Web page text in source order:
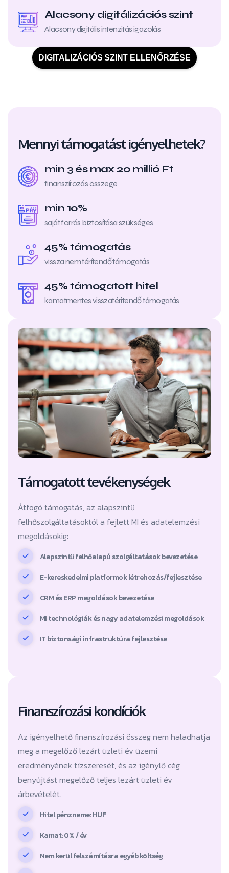
Alacsony digitálizációs szint
Alacsony digitális intenzitás igazolás
DIGITALIZÁCIÓS SZINT ELLENŐRZÉSE
Mennyi támogatást igényelhetek?
min 3 és max 20 millió Ft
finanszírozás összege
min 10%
saját forrás biztosítása szükséges
45% támogatás
vissza nem térítendő támogatás
45% támogatott hitel
kamatmentes visszatéritendő támogatás
Támogatott tevékenységek
Átfogó támogatás, az alapszintű
felhőszolgáltatásoktól a fejlett MI és adatelemzési
megoldásokig:
Alapszintű felhőalapú szolgáltatások bevezetése
E-kereskedelmi platformok létrehozás/fejlesztése
CRM és ERP megoldások bevezetése
MI technológiák és nagy adatelemzési megoldások
IT biztonsági infrastruktúra fejlesztése
Finanszírozási kondíciók
Az igényelhető finanszírozási összeg nem haladhatja
meg a megelőző lezárt üzleti év üzemi
eredményének tízszeresét, és az igénylő cég
benyújtást megelőző teljes lezárt üzleti év
árbevételét.
Hitel pénzneme: HUF
Kamat: 0% / év
Nem kerül felszámításra egyéb költség